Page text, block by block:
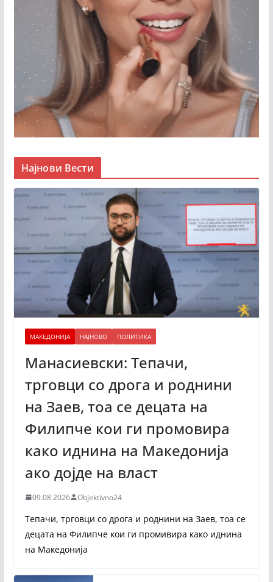
Најнови Вести
МАКЕДОНИЈА НАЈНОВО ПОЛИТИКА
Манасиевски: Тепачи,
трговци со дрога и роднини
на Заев, тоа се децата на
Филипче кои ги промoвира
како иднина на Македонија
ако дојде на власт
09.08.2026 Objektivno24
Тепачи, трговци со дрога и роднини на Заев, тоа се
децата на Филипче кои ги промивира како иднина
на Македонија